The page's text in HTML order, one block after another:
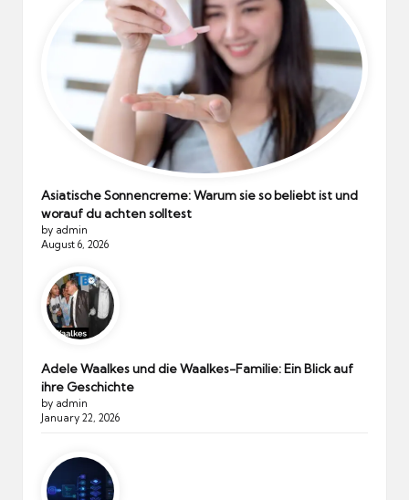
Asiatische Sonnencreme: Warum sie so beliebt ist und
worauf du achten solltest
by admin
August 6, 2026
Adele Waalkes und die Waalkes-Familie: Ein Blick auf
ihre Geschichte
by admin
January 22, 2026